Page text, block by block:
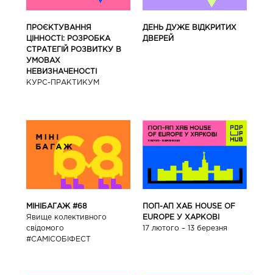
ПРОЄКТУВАННЯ
ЦІННОСТІ: РОЗРОБКА
СТРАТЕГІЙ РОЗВИТКУ В
УМОВАХ
НЕВИЗНАЧЕНОСТІ
КУРС-ПРАКТИКУМ
ДЕНЬ ДУЖЕ ВІДКРИТИХ
ДВЕРЕЙ
МІНІБАГАЖ #68
Явище колективного
свідомого
#САМІСОБІФЕСТ
ПОП-АП ХАБ HOUSE OF
EUROPE У ХАРКОВІ
17 лютого – 13 березня